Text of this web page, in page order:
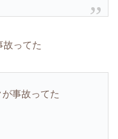
故ってた
事故ってた